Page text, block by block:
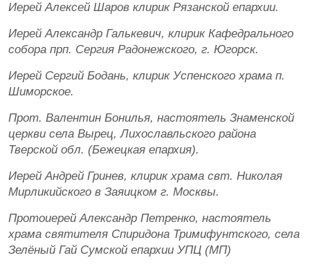
Иерей Алексей Шаров клирик Рязанской епархии.
Иерей Александр Галькевич, клирик Кафедрального
собора прп. Сергия Радонежского, г. Югорск.
Иерей Сергий Бодань, клирик Успенского храма п.
Шиморское.
Прот. Валентин Бонилья, настоятель Знаменской
церкви села Вырец, Лихославльского района
Тверской обл. (Бежецкая епархия).
Иерей Андрей Гринев, клирик храма свт. Николая
Мирликийского в Заяицком г. Москвы.
Протоиерей Александр Петренко, настоятель
храма святителя Спиридона Тримифунтского, села
Зелёный Гай Сумской епархии УПЦ (МП)